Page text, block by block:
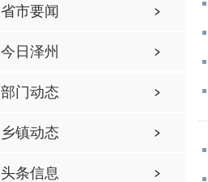
省市要闻
今日泽州
部门动态
乡镇动态
头条信息